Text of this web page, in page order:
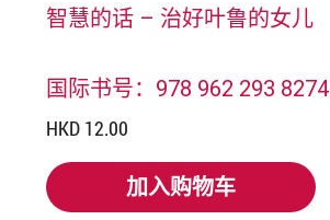
智慧的话 – 治好叶鲁的女儿
国际书号：978 962 293 8274
HKD 12.00
加入购物车
加入购物车